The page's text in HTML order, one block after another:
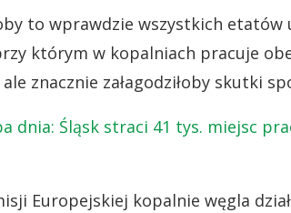
to wprawdzie wszystkich etatów
którym w kopalniach pracuje
znacznie załagodziłoby skutki
dnia: Śląsk straci 41 tys. miejsc
Europejskiej kopalnie węgla